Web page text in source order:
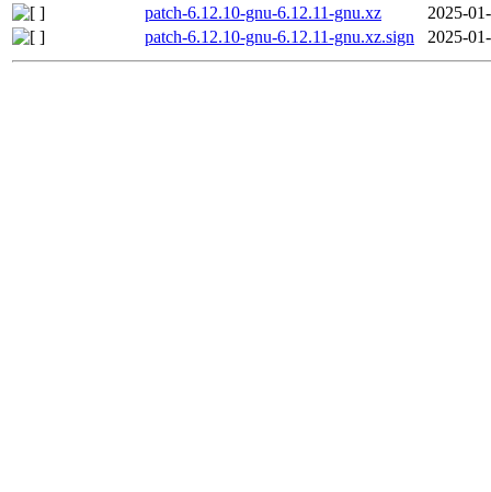
patch-6.12.10-gnu-6.12.11-gnu.xz
2025-
patch-6.12.10-gnu-6.12.11-gnu.xz.sign
2025-